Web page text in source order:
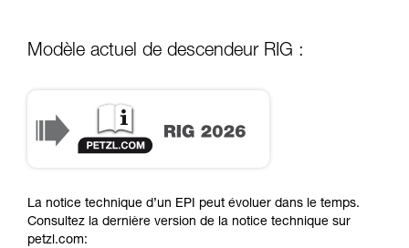
Modèle actuel de descendeur RIG :
La notice technique d’un EPI peut évoluer dans le temps.
Consultez la dernière version de la notice technique sur
petzl.com: